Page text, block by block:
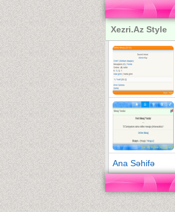
Xezri.Az Style
Ana Səhifə